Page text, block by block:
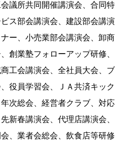
議所共同開催講演会、合同特
ス部会講演会、建設部会講演
ー、小売業部会講演会、卸商
創業塾フォローアップ研修、
工会講演会、全社員大会、ブ
役員学習会、ＪＡ共済キック
次総会、経営者クラブ、対応
新春講演会、代理店講演会、
、業者会総会、飲食店等研修